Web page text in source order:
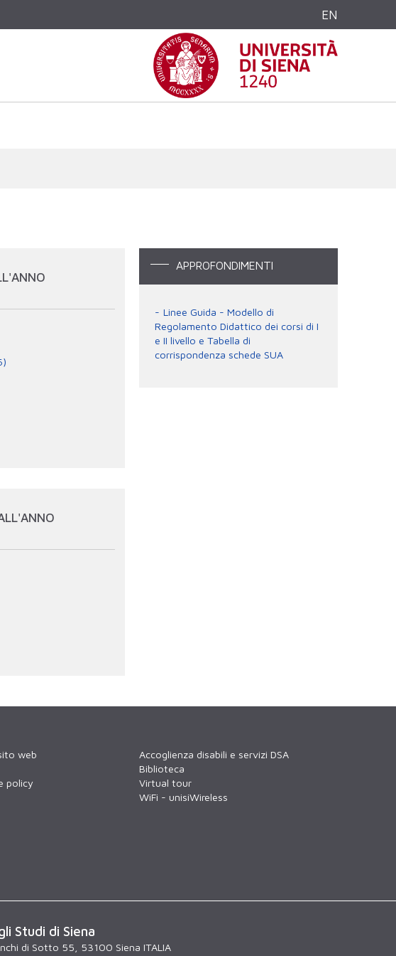
EN
APPROFONDIMENTI
Linee Guida - Modello di
Regolamento Didattico dei corsi di I
e II livello e Tabella di
corrispondenza schede SUA
web
policy
Accoglienza disabili e servizi DSA
Biblioteca
Virtual tour
WiFi - unisiWireless
Studi di Siena
di Sotto 55, 53100 Siena ITALIA